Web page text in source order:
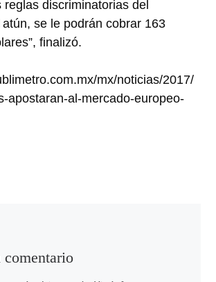
reglas discriminatorias del
se le podrán cobrar 163
finalizó.
mx/noticias/2017/
apostaran-al-mercado-europeo-
comentario